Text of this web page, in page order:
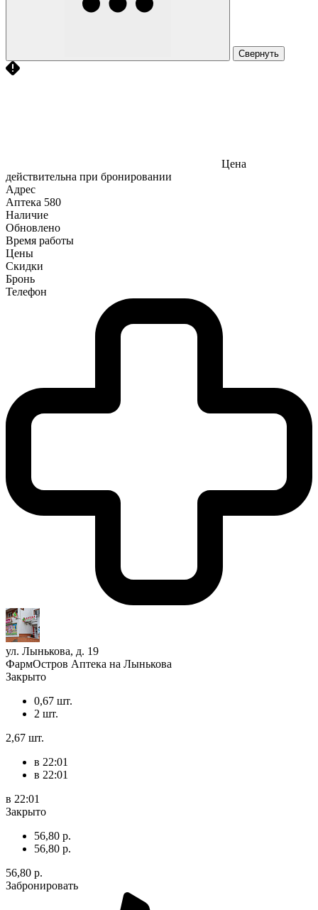
Свернуть
Цена
действительна при бронировании
Адрес
Аптека 580
Наличие
Обновлено
Время работы
Цены
Скидки
Бронь
Телефон
ул. Лынькова, д. 19
ФармОстров Аптека на Лынькова
Закрыто
0,67 шт.
2 шт.
2,67 шт.
в 22:01
в 22:01
в 22:01
Закрыто
56,80 р.
56,80 р.
56,80 р.
Забронировать